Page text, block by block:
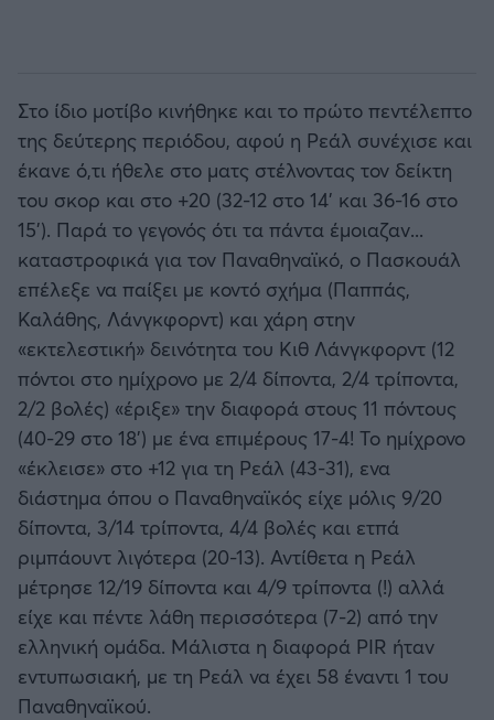
Στο ίδιο μοτίβο κινήθηκε και το πρώτο πεντέλεπτο
της δεύτερης περιόδου, αφού η Ρεάλ συνέχισε και
έκανε ό,τι ήθελε στο ματς στέλνοντας τον δείκτη
του σκορ και στο +20 (32-12 στο 14' και 36-16 στο
15'). Παρά το γεγονός ότι τα πάντα έμοιαζαν...
καταστροφικά για τον Παναθηναϊκό, ο Πασκουάλ
επέλεξε να παίξει με κοντό σχήμα (Παππάς,
Καλάθης, Λάνγκφορντ) και χάρη στην
«εκτελεστική» δεινότητα του Κιθ Λάνγκφορντ (12
πόντοι στο ημίχρονο με 2/4 δίποντα, 2/4 τρίποντα,
2/2 βολές) «έριξε» την διαφορά στους 11 πόντους
(40-29 στο 18') με ένα επιμέρους 17-4! Το ημίχρονο
«έκλεισε» στο +12 για τη Ρεάλ (43-31), ενα
διάστημα όπου ο Παναθηναϊκός είχε μόλις 9/20
δίποντα, 3/14 τρίποντα, 4/4 βολές και ετπά
ριμπάουντ λιγότερα (20-13). Αντίθετα η Ρεάλ
μέτρησε 12/19 δίποντα και 4/9 τρίποντα (!) αλλά
είχε και πέντε λάθη περισσότερα (7-2) από την
ελληνική ομάδα. Μάλιστα η διαφορά PIR ήταν
εντυπωσιακή, με τη Ρεάλ να έχει 58 έναντι 1 του
Παναθηναϊκού.